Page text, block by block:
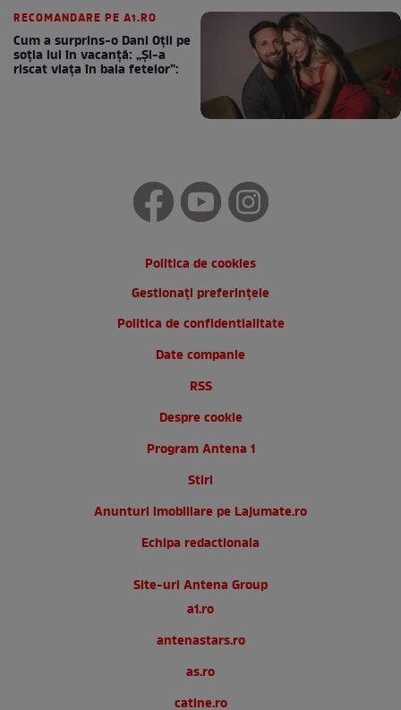
RECOMANDARE PE A1.RO
Cum a surprins-o Dani Oțil pe
soția lui în vacanță: „Și-a
riscat viața în baia fetelor”:
Politica de cookies
Gestionați preferințele
Politica de confidentialitate
Date companie
RSS
Despre cookie
Program Antena 1
Stiri
Anunturi imobiliare pe Lajumate.ro
Echipa redactionala
Site-uri Antena Group
a1.ro
antenastars.ro
as.ro
catine.ro